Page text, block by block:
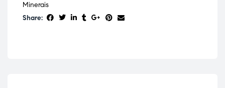
Minerais
Share: